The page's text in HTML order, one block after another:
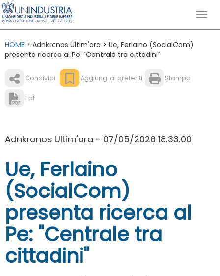
HOME > Adnkronos Ultim'ora > Ue, Ferlaino (SocialCom)
presenta ricerca al Pe: `Centrale tra cittadini`
Condividi Aggiungi ai preferiti Stampa
Pdf
Adnkronos Ultim'ora - 07/05/2026 18:33:00
Ue, Ferlaino
(SocialCom)
presenta ricerca al
Pe: "Centrale tra
cittadini"